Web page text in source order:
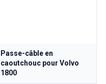
Passe-câble en
caoutchouc pour Volvo
1800